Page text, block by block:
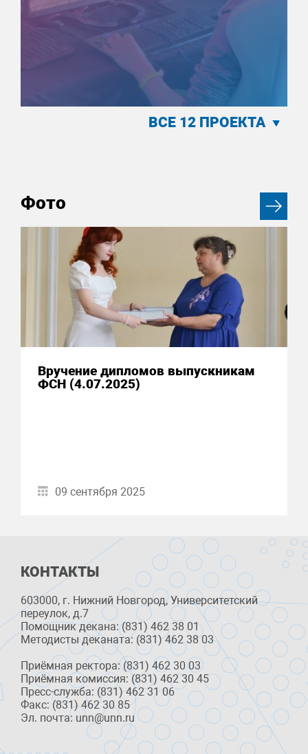
ВСЕ 12 ПРОЕКТА
Фото
Вручение дипломов выпускникам
ФСН (4.07.2025)
09 сентября 2025
КОНТАКТЫ
603000, г. Нижний Новгород, Университетский
переулок, д.7
Помощник декана: (831) 462 38 01
Методисты деканата: (831) 462 38 03
Приёмная ректора: (831) 462 30 03
Приёмная комиссия: (831) 462 30 45
Пресс-служба: (831) 462 31 06
Факс: (831) 462 30 85
Эл. почта: unn@unn.ru